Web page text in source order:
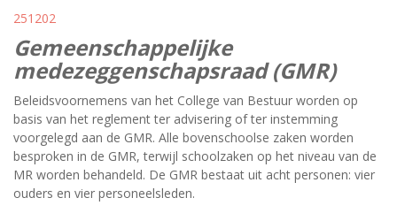
251202
Gemeenschappelijke
medezeggenschapsraad (GMR)
Beleidsvoornemens van het College van Bestuur worden op
basis van het reglement ter advisering of ter instemming
voorgelegd aan de GMR. Alle bovenschoolse zaken worden
besproken in de GMR, terwijl schoolzaken op het niveau van de
MR worden behandeld. De GMR bestaat uit acht personen: vier
ouders en vier personeelsleden.